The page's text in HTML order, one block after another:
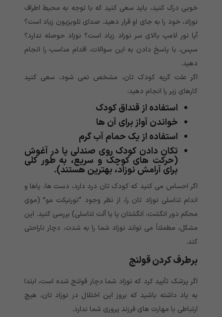
خوبی درک کنید، باید سعی کنید که با توجه به محیط اطراف
نوزاد، خود را به جای او قرار دهید. صدای تلویزیون زیاد است؟
آیا نور لامپ بالای سر نوزاد زیاد است؟ نوزاد حوصله ندارد؟
سپس، با پاسخ دادن به این سوالات، اقدام مناسب را انجام
دهید.
اگر علت گریه کودک تان، مشخص نمی شود، سعی کنید
کارهای زیر را انجام دهید:
استفاده از قنداق کودک
خواندن آواز برای آن ها
استفاده از یک حمام آب گرم
تکان دادن کودک روی صندلی یا در آغوش
(حرکت های کوچک و سریع، به طور کلی
برای آرامش نوزاد، بهترین هستند).
اگر احساس می کنید که کودک تان درد دارد، دست ها، پاها و
اندام تناسلی نوزاد تان را، از نظر وجود “تورنیکت مو” (موی
محکم دور انگشت، انگشتان پا یا آلت تناسلی) بررسی کنید. این
مشکل، مطمئناً می تواند نوزاد شما را به شدت، دچار ناراحتی
کند.
برطرف کردن قولنج
اگر پزشک تأیید کرد که نوزاد شما دچار قولنج شده است، ابتدا
به یاد داشته باشید که بروز این اختلال در نوزاد تان، هیچ
ارتباطی با مهارت های فرزند پروری شما ندارد.